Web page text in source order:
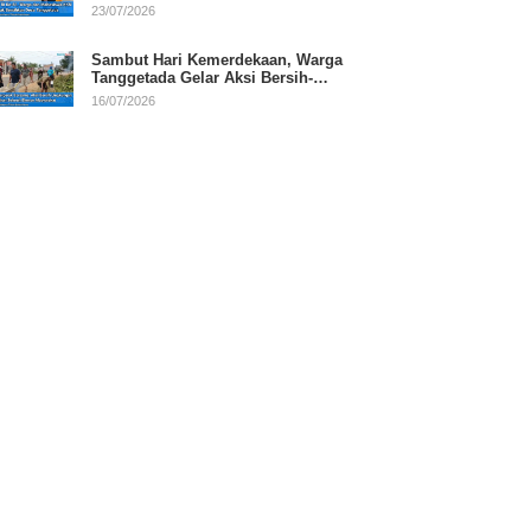
RI
23/07/2026
Sambut Hari Kemerdekaan, Warga
Tanggetada Gelar Aksi Bersih-
Bersih Desa
16/07/2026